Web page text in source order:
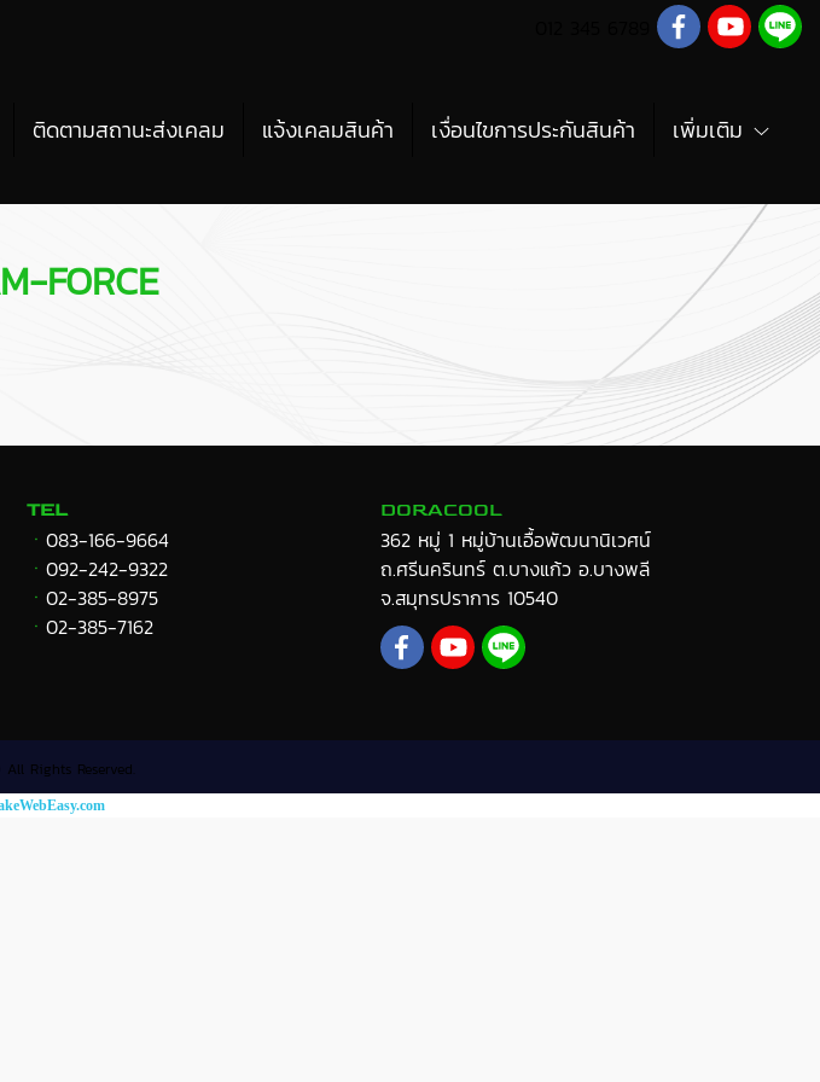
ติดตามสถานะส่งเคลม แจ้งเคลมสินค้า เงื่อนไขการประกันสินค้า เพิ่มเติม
FORCE
TEL
ㆍ 083-166-9664
ㆍ 092-242-9322
ㆍ 02-385-8975
ㆍ 02-385-7162
DORACOOL
362 หมู่ 1 หมู่บ้านเอื้อพัฒนานิเวศน์
ถ.ศรีนครินทร์ ต.บางแก้ว อ.บางพลี
จ.สมุทรปราการ 10540
Rights Reserved.